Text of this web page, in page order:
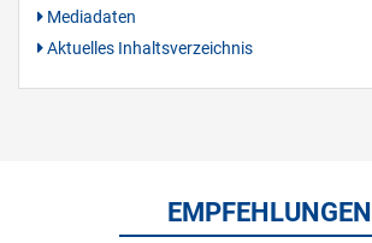
Mediadaten
Aktuelles Inhaltsverzeichnis
EMPFEHLUNGEN